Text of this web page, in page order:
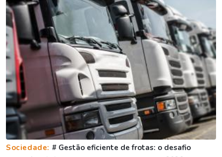
Sociedade: # Gestão eficiente de frotas: o desafio